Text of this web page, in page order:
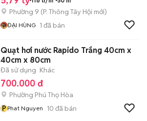
Phường 9 (P. Thông Tây Hội mới)
ĐẠI HÙNG 1 đã bán
Quạt hơi nước Rapido Trắng 40cm x
40cm x 80cm
Đã sử dụng Khác
700.000 đ
Phường Phú Thọ Hòa
P Phat Nguyen 10 đã bán